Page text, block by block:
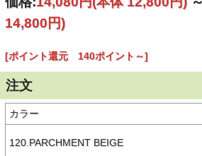
温かみのあるウール素材のトートバッグ
自立するほどのハリを持ったメルトン素材
しにくいです。
オシャレなボーダーの中敷き付きでバッグ
くれます。
様々なシーンで活躍してくれるオススメの
ギフトにもおすすめです☆
14,800円)
[ポイント還元 140ポイント～]
注文
カラー
120.PARCHMENT BEIGE